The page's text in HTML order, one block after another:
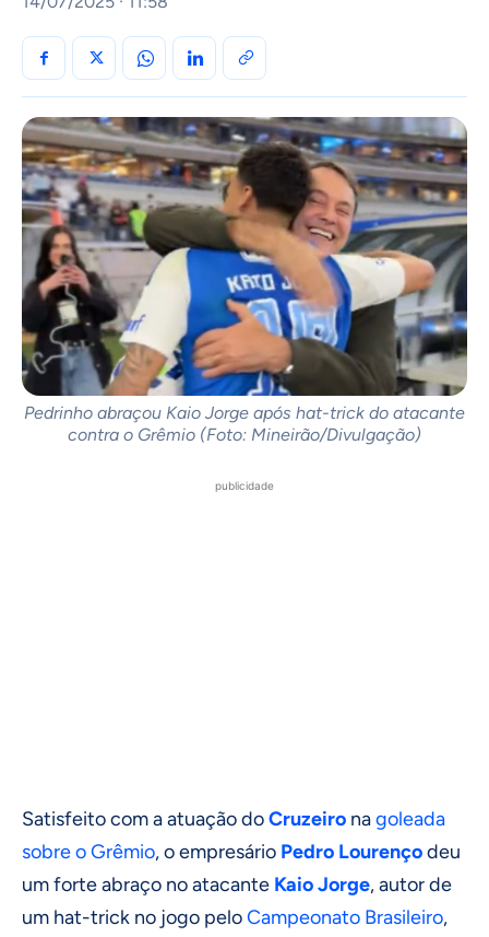
Pedrinho abraçou Kaio Jorge após hat-trick do atacante
contra o Grêmio (Foto: Mineirão/Divulgação)
publicidade
Satisfeito com a atuação doCruzeiro nagoleada
sobre o Grêmio, o empresário Pedro Lourençodeu
um forte abraço no atacante Kaio Jorge, autor de
um hat-trick no jogo peloCampeonato Brasileiro,